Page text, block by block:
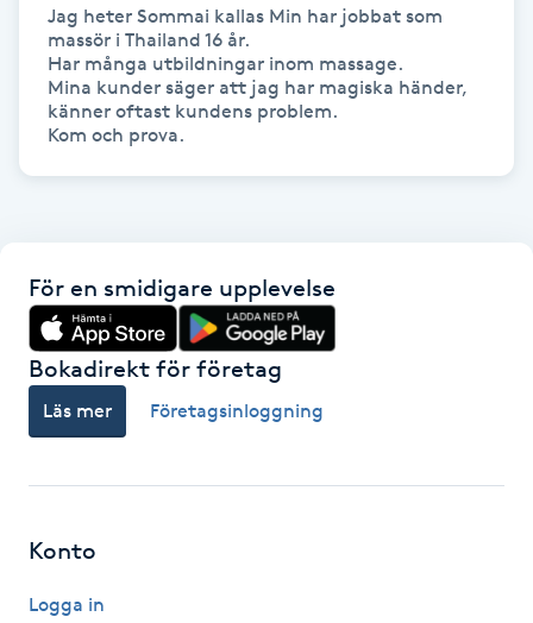
Hot yoga
Hudföryngring
Huduppstramning
Hyaluronsyra
Hyperhidros
Hypnos
Hårbottenbehandling
Hårförlängning
Jag heter Sommai kallas Min har jobbat som
massör i Thailand 16 år.
Har många utbildningar inom massage.
Mina kunder säger att jag har magiska händer,
känner oftast kundens problem.
Kom och prova.
För en smidigare upplevelse
Bokadirekt för företag
Läs mer Företagsinloggning
Konto
Logga in